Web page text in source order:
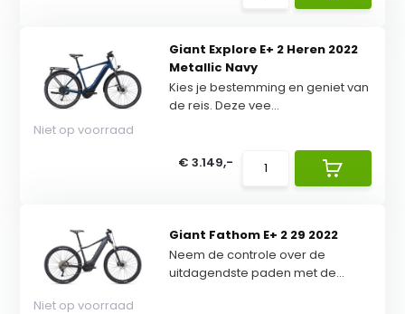
Giant Explore E+ 2 Heren 2022
Metallic Navy
Kies je bestemming en geniet van
de reis. Deze vee...
Niet op voorraad
€ 3.149,-
Giant Fathom E+ 2 29 2022
Neem de controle over de
uitdagendste paden met de...
Niet op voorraad